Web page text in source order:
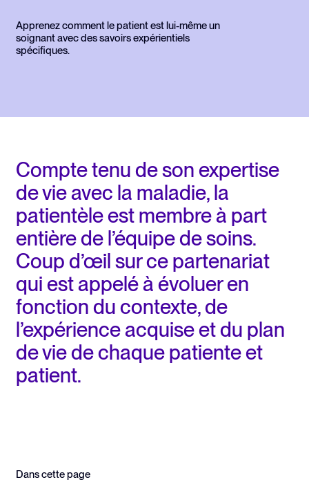
Apprenez comment le patient est lui-même un
soignant avec des savoirs expérientiels
spécifiques.
Compte tenu de son expertise
de vie avec la maladie, la
patientèle est membre à part
entière de l’équipe de soins.
Coup d’œil sur ce partenariat
qui est appelé à évoluer en
fonction du contexte, de
l’expérience acquise et du plan
de vie de chaque patiente et
patient.
Dans cette page